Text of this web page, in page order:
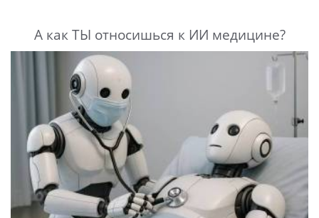
А как ТЫ относишься к ИИ медицине?